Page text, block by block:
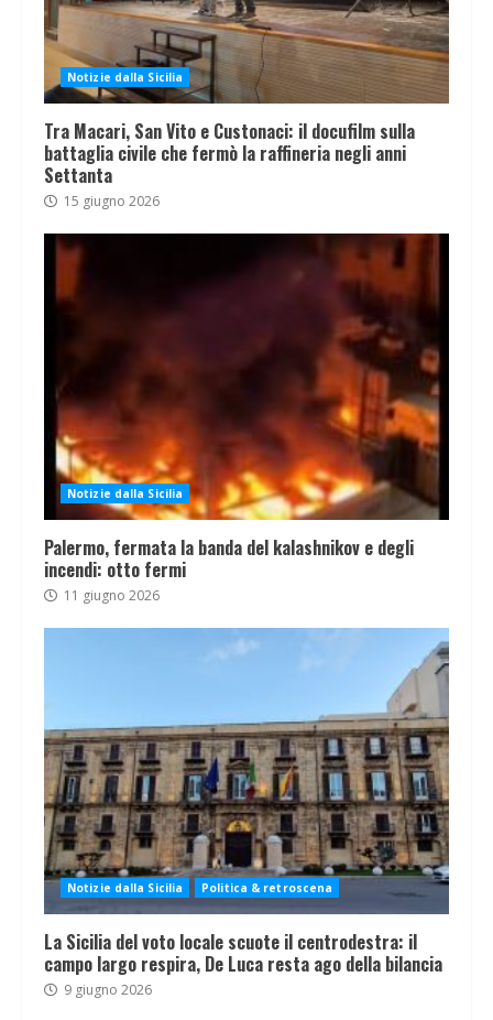
Notizie dalla Sicilia
Tra Macari, San Vito e Custonaci: il docufilm sulla
battaglia civile che fermò la raffineria negli anni
Settanta
15 giugno 2026
Notizie dalla Sicilia
Palermo, fermata la banda del kalashnikov e degli
incendi: otto fermi
11 giugno 2026
Notizie dalla Sicilia Politica & retroscena
La Sicilia del voto locale scuote il centrodestra: il
campo largo respira, De Luca resta ago della bilancia
9 giugno 2026